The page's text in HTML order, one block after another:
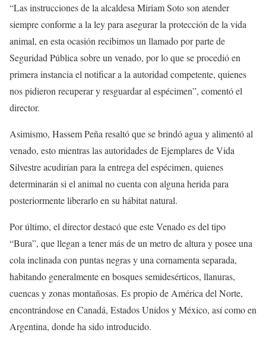
“Las instrucciones de la alcaldesa Miriam Soto son atender
siempre conforme a la ley para asegurar la protección de la vida
animal, en esta ocasión recibimos un llamado por parte de
Seguridad Pública sobre un venado, por lo que se procedió en
primera instancia el notificar a la autoridad competente, quienes
nos pidieron recuperar y resguardar al espécimen”, comentó el
director.
Asimismo, Hassem Peña resaltó que se brindó agua y alimentó al
venado, esto mientras las autoridades de Ejemplares de Vida
Silvestre acudirían para la entrega del espécimen, quienes
determinarán si el animal no cuenta con alguna herida para
posteriormente liberarlo en su hábitat natural.
Por último, el director destacó que este Venado es del tipo
“Bura”, que llegan a tener más de un metro de altura y posee una
cola inclinada con puntas negras y una cornamenta separada,
habitando generalmente en bosques semidesérticos, llanuras,
cuencas y zonas montañosas. Es propio de América del Norte,
encontrándose en Canadá, Estados Unidos y México, así como en
Argentina, donde ha sido introducido.